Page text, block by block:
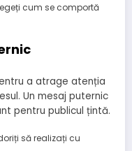
cum se comportă
a atrage atenția
Un mesaj puternic
pentru publicul țintă.
să realizați cu